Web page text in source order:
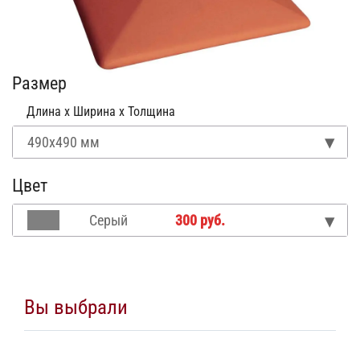
Размер
Длина x Ширина x Толщина
490x490 мм
Цвет
Серый 300 руб.
Вы выбрали